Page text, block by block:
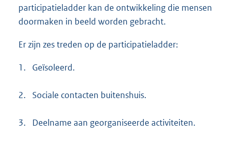
participatieladder kan de ontwikkeling die mensen
doormaken in beeld worden gebracht.
Er zijn zes treden op de participatieladder:
1. Geïsoleerd.
2. Sociale contacten buitenshuis.
3. Deelname aan georganiseerde activiteiten.